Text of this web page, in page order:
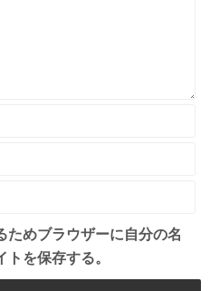
ためブラウザーに自分の名
を保存する。